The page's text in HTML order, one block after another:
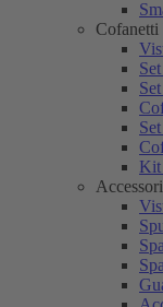
Cofanetti
Kit
Accessori